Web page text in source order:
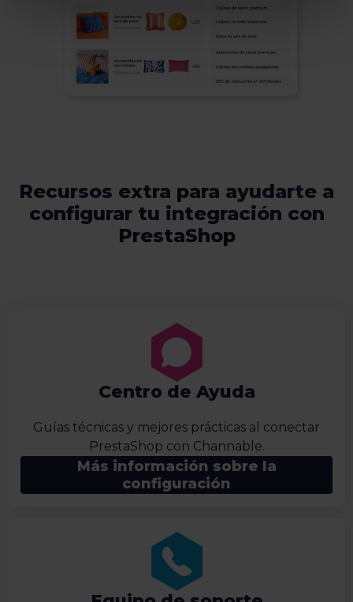
Recursos extra para ayudarte a
configurar tu integración con
PrestaShop
Centro de Ayuda
Guías técnicas y mejores prácticas al conectar
PrestaShop con Channable.
Más información sobre la
configuración